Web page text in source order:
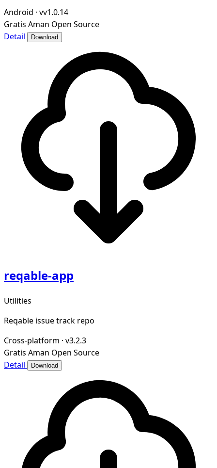
画爱好者打造私域、可控、高效的个人漫画图书馆。
Android · vv1.0.14
Gratis Aman Open Source
Detail
Download
reqable-app
Utilities
Reqable issue track repo
Cross-platform · v3.2.3
Gratis Aman Open Source
Detail
Download